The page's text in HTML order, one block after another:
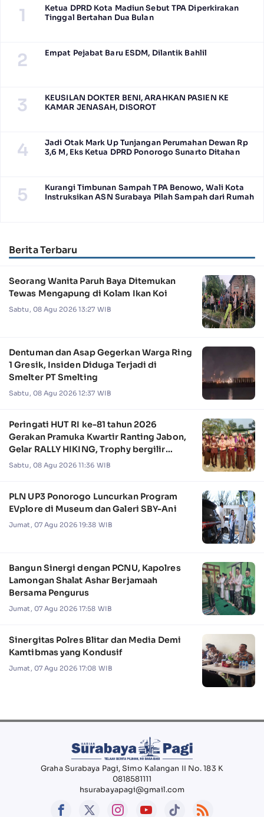
1
Ketua DPRD Kota Madiun Sebut TPA Diperkirakan
Tinggal Bertahan Dua Bulan
2 Empat Pejabat Baru ESDM, Dilantik Bahlil
3
KEUSILAN DOKTER BENI, ARAHKAN PASIEN KE
KAMAR JENASAH, DISOROT
4
Jadi Otak Mark Up Tunjangan Perumahan Dewan Rp
3,6 M, Eks Ketua DPRD Ponorogo Sunarto Ditahan
5
Kurangi Timbunan Sampah TPA Benowo, Wali Kota
Instruksikan ASN Surabaya Pilah Sampah dari Rumah
Berita Terbaru
Seorang Wanita Paruh Baya Ditemukan
Tewas Mengapung di Kolam Ikan Koi
Sabtu, 08 Agu 2026 13:27 WIB
Dentuman dan Asap Gegerkan Warga Ring
1 Gresik, Insiden Diduga Terjadi di
Smelter PT Smelting
Sabtu, 08 Agu 2026 12:37 WIB
Peringati HUT RI ke-81 tahun 2026
Gerakan Pramuka Kwartir Ranting Jabon,
Gelar RALLY HIKING, Trophy bergilir
Camat Jabon
Sabtu, 08 Agu 2026 11:36 WIB
PLN UP3 Ponorogo Luncurkan Program
EVplore di Museum dan Galeri SBY-Ani
Jumat, 07 Agu 2026 19:38 WIB
Bangun Sinergi dengan PCNU, Kapolres
Lamongan Shalat Ashar Berjamaah
Bersama Pengurus
Jumat, 07 Agu 2026 17:58 WIB
Sinergitas Polres Blitar dan Media Demi
Kamtibmas yang Kondusif
Jumat, 07 Agu 2026 17:08 WIB
Graha Surabaya Pagi, Simo Kalangan II No. 183 K
0818581111
hsurabayapagi@gmail.com